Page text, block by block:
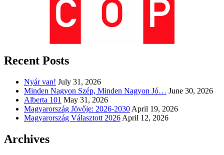
Recent Posts
Nyár van! July 31, 2026
Minden Nagyon Szép, Minden Nagyon Jó… June 30, 2026
Alberta 101 May 31, 2026
Magyarország Jövője: 2026-2030 April 19, 2026
Magyarország Választott 2026 April 12, 2026
Archives